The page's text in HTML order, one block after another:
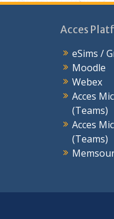
Acces
eSims /
Moodle
Webex
Acces
(Teams)
Acces
(Teams)